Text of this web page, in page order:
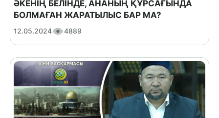
ӘКЕНІҢ БЕЛІНДЕ, АНАНЫҢ ҚҰРСАҒЫНДА
БОЛМАҒАН ЖАРАТЫЛЫС БАР МА?
12.05.2024 4889